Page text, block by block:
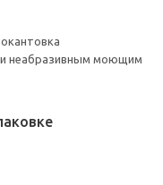
неабразивным моющим